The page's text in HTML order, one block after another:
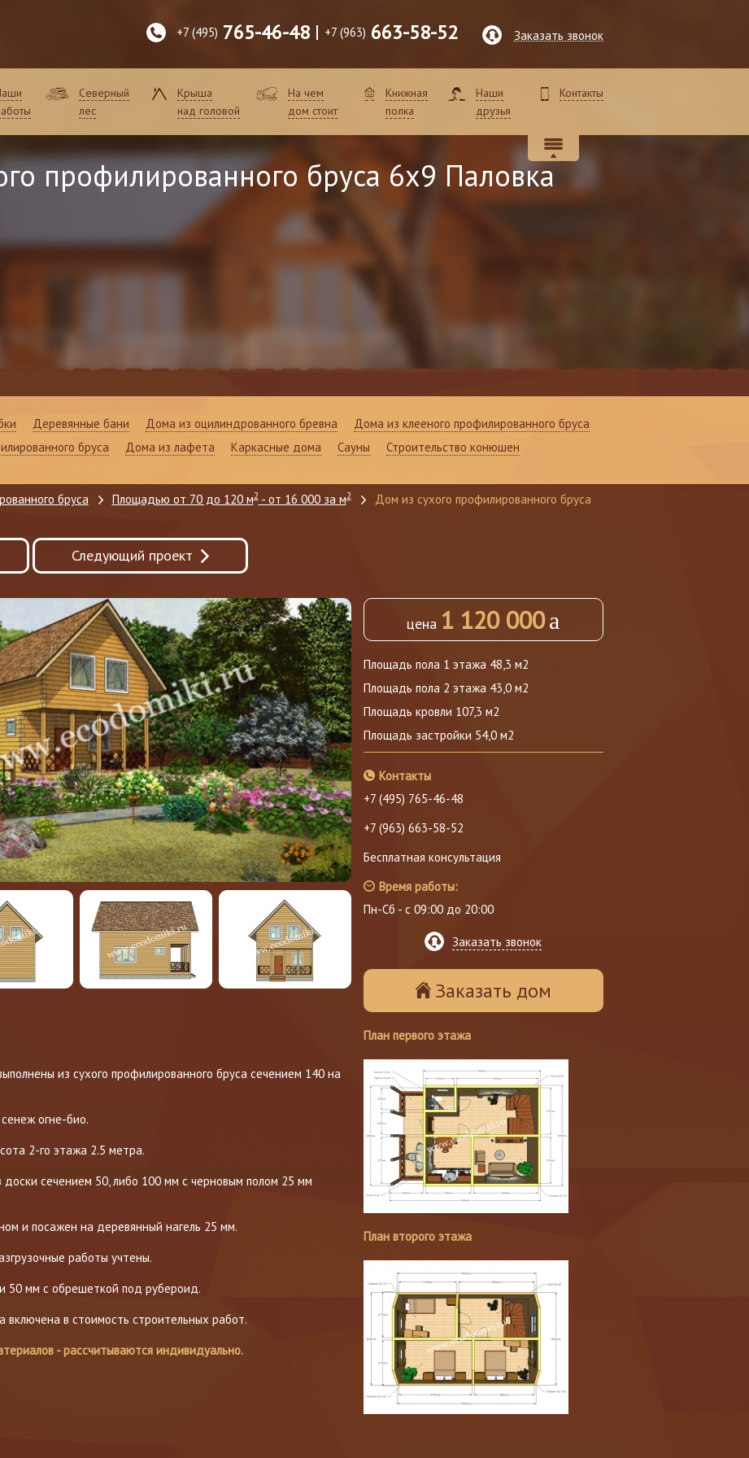
+7 (495) 765-46-48 +7 (963) 663-58-52 Заказать звонок
Северный
лес
Крыша
над головой
На чем
дом стоит
Книжная
полка
Наши
друзья
Контакты
профилированного бруса 6x9 Паловка
Деревянные бани Дома из оцилиндрованного бревна
Дома из клееного профилированного бруса
бруса
Дома из лафета Каркасные дома Сауны Строительство конюшен
бруса Площадью от 70 до 120 м2- от 16 000 за м2
Дом из сухого профилированного бруса
Следующий проект
из сухого профилированного бруса сечением 140 на
огне-био.
2-го этажа 2.5 метра.
сечением 50, либо 100 мм с черновым полом 25 мм
и посажен на деревянный нагель 25 мм.
работы учтены.
50 мм с обрешеткой под рубероид.
в стоимость строительных работ.
- рассчитываются индивидуально.
цена 1 120 000a
Площадь пола 1 этажа 48,3 м2
Площадь пола 2 этажа 43,0 м2
Площадь кровли 107,3 м2
Площадь застройки 54,0 м2
Контакты
+7 (495) 765-46-48
+7 (963) 663-58-52
Бесплатная консультация
Время работы:
Пн-Сб - с 09:00 до 20:00
Заказать звонок
Заказать дом
План первого этажа
План второго этажа